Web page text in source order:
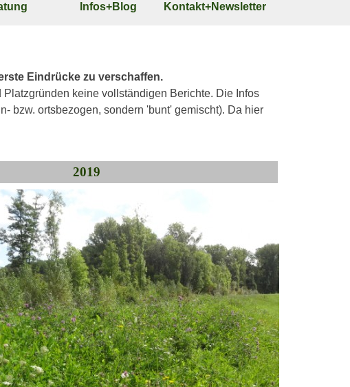
Infos+Blog Kontakt+Newsletter
Eindrücke zu verschaffen.
keine vollständigen Berichte. Die Infos
bzw. ortsbezogen, sondern 'bunt' gemischt). Da hier
2019